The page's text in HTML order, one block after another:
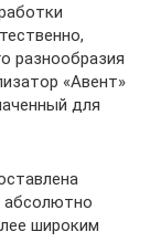
разнообразия
«Авент»
для
абсолютно
широким